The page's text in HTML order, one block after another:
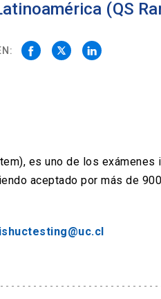
(QS
es uno de los exámenes
aceptado por más de